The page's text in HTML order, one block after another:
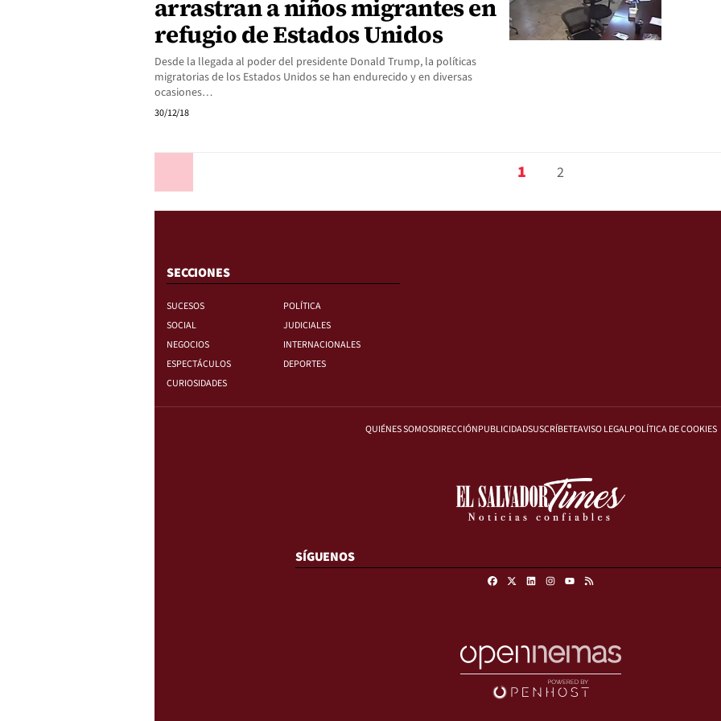
arrastran a niños migrantes en
refugio de Estados Unidos
Desde la llegada al poder del presidente Donald Trump, la políticas
migratorias de los Estados Unidos se han endurecido y en diversas
ocasiones…
30/12/18
1 2
SECCIONES
SUCESOS
POLÍTICA
SOCIAL
JUDICIALES
NEGOCIOS
INTERNACIONALES
ESPECTÁCULOS
DEPORTES
CURIOSIDADES
QUIÉNES SOMOSDIRECCIÓNPUBLICIDADSUSCRÍBETEAVISO LEGALPOLÍTICA DE COOKIES
SÍGUENOS
FacebookLinkedinInstagram